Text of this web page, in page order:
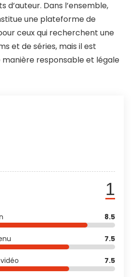
d’auteur. Dans l’ensemble,
une plateforme de
ceux qui recherchent une
et de séries, mais il est
manière responsable et légale
1
8.5
7.5
7.5